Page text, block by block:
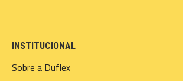
INSTITUCIONAL
Sobre a Duflex